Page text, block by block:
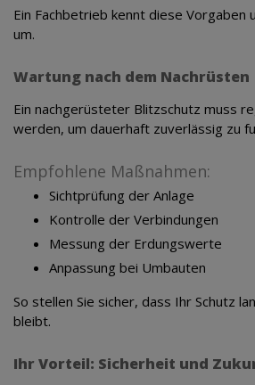
Ein Fachbetrieb kennt diese
um.
Wartung nach dem Nachrüsten
Ein nachgerüsteter Blitzschutz muss
werden, um dauerhaft zuverlässig zu
Empfohlene Maßnahmen:
Sichtprüfung der Anlage
Kontrolle der Verbindungen
Messung der Erdungswerte
Anpassung bei Umbauten
So stellen Sie sicher, dass Ihr Schutz
bleibt.
Ihr Vorteil: Sicherheit und